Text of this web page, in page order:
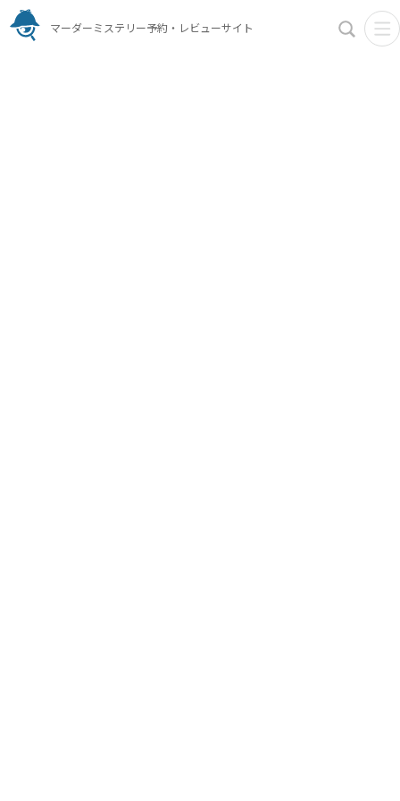
マーダーミステリー予約・レビューサイト